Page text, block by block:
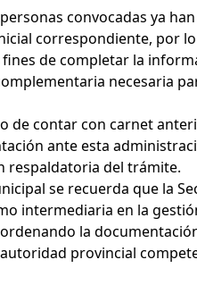
convocadas ya
correspondiente, por
de completar la
necesaria
de contar con carnet
ante esta
respaldatoria del trámite.
se recuerda que la
intermediaria en la
la
provincial